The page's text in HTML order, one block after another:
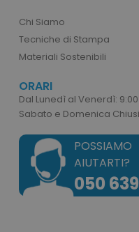
Chi Siamo
Tecniche di Stampa
Materiali Sostenibili
ORARI
Dal Lunedì al Venerdì: 9:00
Sabato e Domenica Chiusi
POSSIAMO
AIUTARTI?
050
mage-cache-